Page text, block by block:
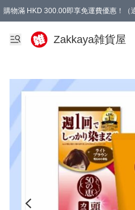
購物滿 HKD 300.00即享免運費優惠！（
Zakkaya雑貨屋